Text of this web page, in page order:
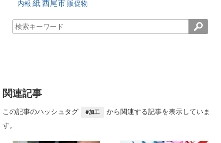
内報 紙西尾市 販促物
関連記事
この記事のハッシュタグ #加工
から関連する記事を表示していま
す。